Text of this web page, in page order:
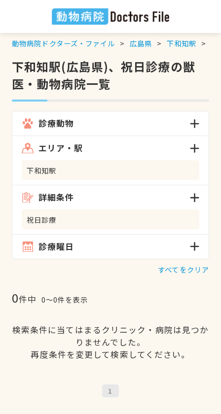
動物病院ドクターズ・ファイル 広島県 下和知駅
下和知駅(広島県)、祝日診療の獣
医・動物病院一覧
診療動物
エリア・駅
下和知駅
詳細条件
祝日診療
診療曜日
すべてをクリア
0件中 0〜0件を表示
検索条件に当てはまるクリニック・病院は見つか
りませんでした。
再度条件を変更して検索してください。
1